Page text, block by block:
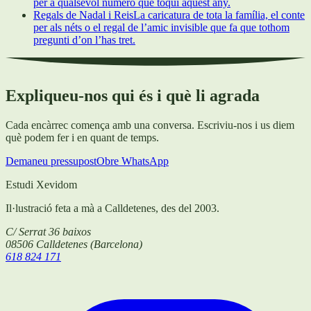
Regals de Nadal i ReisLa caricatura de tota la família, el conte
per als néts o el regal de l’amic invisible que fa que tothom
pregunti d’on l’has tret.
Expliqueu-nos qui és i què li agrada
Cada encàrrec comença amb una conversa. Escriviu-nos i us diem
què podem fer i en quant de temps.
Demaneu pressupostObre WhatsApp
Estudi Xevidom
Il·lustració feta a mà a Calldetenes, des del 2003.
C/ Serrat 36 baixos
08506 Calldetenes (Barcelona)
618 824 171